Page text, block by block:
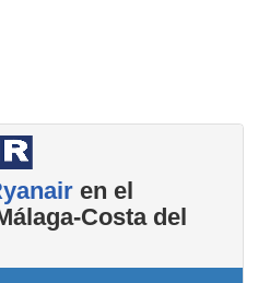
en el
Costa del